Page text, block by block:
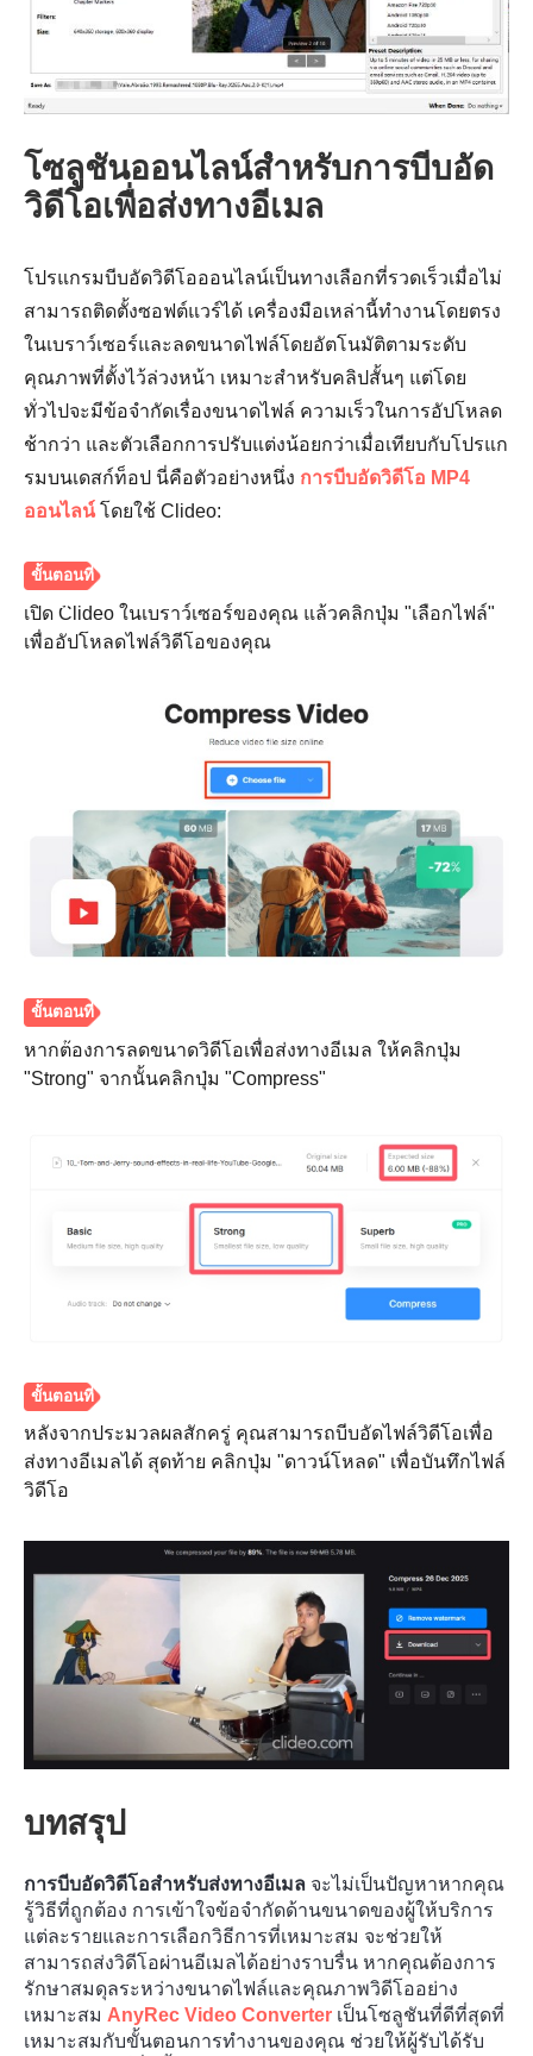
ขั้นตอนที่
1.
ขั้นตอนที่
2.
ขั้นตอนที่
3
โซลูชันออนไลน์สำหรับการบีบอัด
วิดีโอเพื่อส่งทางอีเมล
โปรแกรมบีบอัดวิดีโอออนไลน์เป็นทางเลือกที่รวดเร็วเมื่อไม่
สามารถติดตั้งซอฟต์แวร์ได้ เครื่องมือเหล่านี้ทำงานโดยตรง
ในเบราว์เซอร์และลดขนาดไฟล์โดยอัตโนมัติตามระดับ
คุณภาพที่ตั้งไว้ล่วงหน้า เหมาะสำหรับคลิปสั้นๆ แต่โดย
ทั่วไปจะมีข้อจำกัดเรื่องขนาดไฟล์ ความเร็วในการอัปโหลด
ช้ากว่า และตัวเลือกการปรับแต่งน้อยกว่าเมื่อเทียบกับโปรแก
รมบนเดสก์ท็อป นี่คือตัวอย่างหนึ่ง การบีบอัดวิดีโอ MP4
ออนไลน์โดยใช้ Clideo:
เปิด Clideo ในเบราว์เซอร์ของคุณ แล้วคลิกปุ่ม "เลือกไฟล์"
เพื่ออัปโหลดไฟล์วิดีโอของคุณ
หากต้องการลดขนาดวิดีโอเพื่อส่งทางอีเมล ให้คลิกปุ่ม
"Strong" จากนั้นคลิกปุ่ม "Compress"
หลังจากประมวลผลสักครู่ คุณสามารถบีบอัดไฟล์วิดีโอเพื่อ
ส่งทางอีเมลได้ สุดท้าย คลิกปุ่ม "ดาวน์โหลด" เพื่อบันทึกไฟล์
วิดีโอ
บทสรุป
การบีบอัดวิดีโอสำหรับส่งทางอีเมล จะไม่เป็นปัญหาหากคุณ
รู้วิธีที่ถูกต้อง การเข้าใจข้อจำกัดด้านขนาดของผู้ให้บริการ
แต่ละรายและการเลือกวิธีการที่เหมาะสม จะช่วยให้
สามารถส่งวิดีโอผ่านอีเมลได้อย่างราบรื่น หากคุณต้องการ
รักษาสมดุลระหว่างขนาดไฟล์และคุณภาพวิดีโออย่าง
เหมาะสม AnyRec Video Converter เป็นโซลูชันที่ดีที่สุดที่
เหมาะสมกับขั้นตอนการทำงานของคุณ ช่วยให้ผู้รับได้รับ